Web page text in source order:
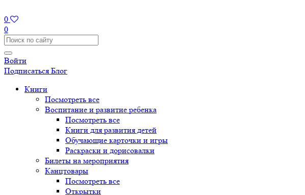
0
0
Войти
Подписаться Блог
Книги
Посмотреть все
Воспитание и развитие ребенка
Посмотреть все
Книги для развития детей
Обучающие карточки и игры
Раскраски и дорисовалки
Билеты на мероприятия
Канцтовары
Посмотреть все
Открытки